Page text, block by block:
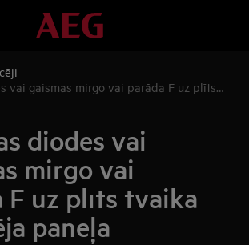
vai gaismas mirgo vai parāda F uz plīts
diodes vai
mirgo vai
F uz plīts tvaika
paneļa